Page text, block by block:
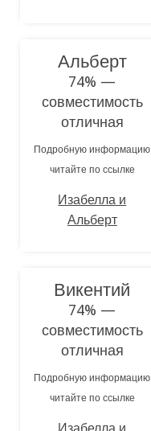
Альберт
74% —
совместимость
отличная
Подробную информацию
читайте по ссылке
Изабелла и
Альберт
Викентий
74% —
совместимость
отличная
Подробную информацию
читайте по ссылке